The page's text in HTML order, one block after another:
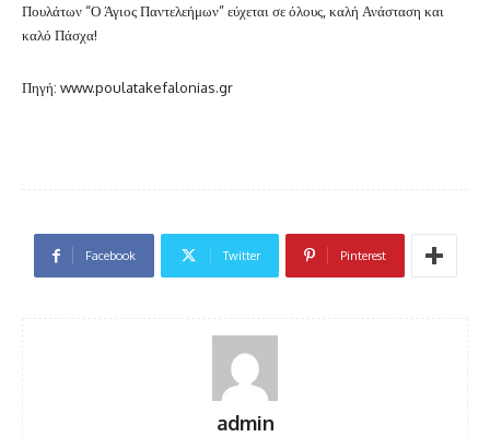
Πουλάτων “Ο Άγιος Παντελεήμων” εύχεται σε όλους, καλή Ανάσταση και
καλό Πάσχα!
Πηγή: www.poulatakefalonias.gr
Facebook Twitter Pinterest
admin